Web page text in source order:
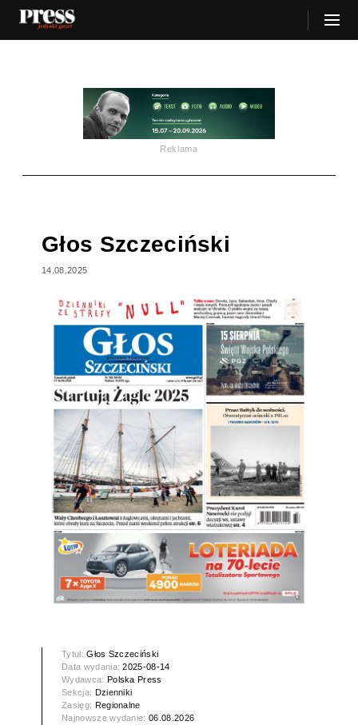
Reklama
Głos Szczeciński
14.08.2025
Tytuł:Głos Szczeciński
Data wydania:2025-08-14
Wydawca: Polska Press
Sekcja: Dzienniki
Zasięg: Regionalne
Najnowsze wydanie:06.08.2026